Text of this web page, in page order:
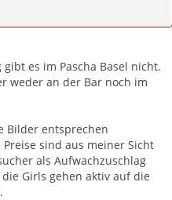
es im Pascha Basel nicht.
weder an der Bar noch im
Bilder entsprechen
sind aus meiner Sicht
als Aufwachzuschlag
Girls gehen aktiv auf die
Zitieren